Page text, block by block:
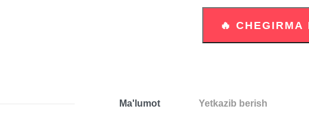
Ma'lumot Yetkazib berish